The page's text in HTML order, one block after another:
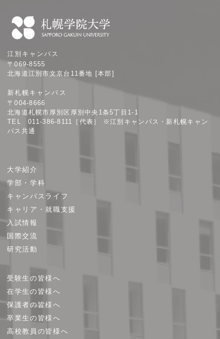
幌
学
大
学
江別キャンパス
〒069-8555
北海道江別市文京台11番地 [本部]
新札幌キャンパス
〒004-8666
北海道札幌市厚別区厚別中央1条5丁目1-1
TEL 011-386-8111［代表］ ※江別キャンパス・新札幌キャン
パス共通
ト
プ
大学紹介
学部・学科
キャンパスライフ
キャリア・就職支援
入試情報
国際交流
研究活動
受験生の皆様へ
在学生の皆様へ
保護者の皆様へ
卒業生の皆様へ
高校教員の皆様へ